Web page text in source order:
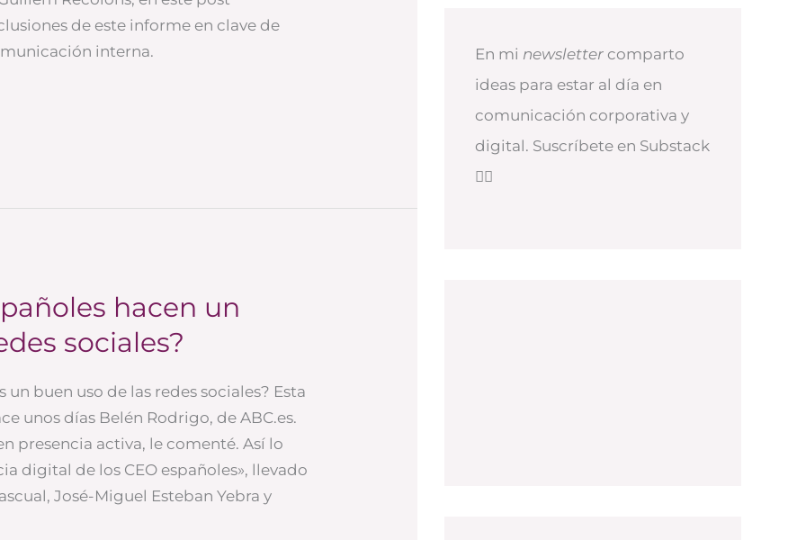
de este informe en clave de
interna.
hacen un
sociales?
buen uso de las redes sociales? Esta
unos días Belén Rodrigo, de ABC.es.
presencia activa, le comenté. Así lo
digital de los CEO españoles», llevado
José-Miguel Esteban Yebra y
En mi newsletter comparto
ideas para estar al día en
comunicación corporativa y
digital. Suscríbete en Substack
👇🏻